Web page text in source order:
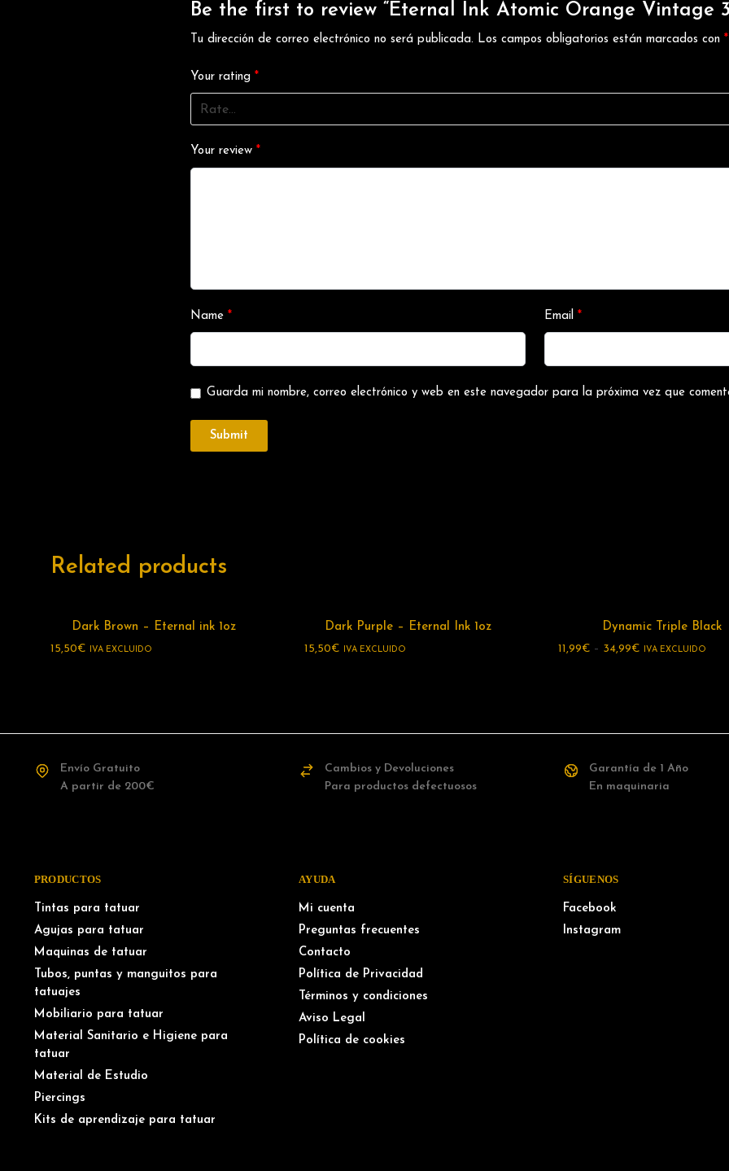
Be the first to review “Eternal Ink Atomic Orange Vintage
Tu dirección de correo electrónico no será publicada. Los campos obligatorios están marcados con *
Your rating *
Your review *
Name * Email*
Guarda mi nombre, correo electrónico y web en este navegador para la próxima vez que
Related products
Dark Brown – Eternal ink 1oz
15,50€ IVA EXCLUIDO
Dark Purple – Eternal Ink 1oz
15,50€ IVA EXCLUIDO
Dynamic Triple Black
11,99€ – 34,99€ IVA EXCLUIDO
Envío Gratuito
A partir de 200€
Cambios y Devoluciones
Para productos defectuosos
Garantía de 1 Año
En maquinaria
PRODUCTOS
Tintas para tatuar
Agujas para tatuar
Maquinas de tatuar
Tubos, puntas y manguitos para
tatuajes
Mobiliario para tatuar
Material Sanitario e Higiene para
tatuar
Material de Estudio
Piercings
Kits de aprendizaje para tatuar
AYUDA
Mi cuenta
Preguntas frecuentes
Contacto
Política de Privacidad
Términos y condiciones
Aviso Legal
Política de cookies
SÍGUENOS
Facebook
Instagram